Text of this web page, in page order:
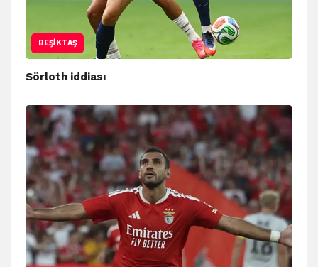
BEŞIKTAŞ
Sörloth iddiası